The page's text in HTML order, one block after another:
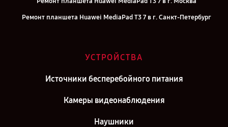
Ремонт планшета Huawei MediaPad T3 7 в г. Санкт-Петербург
УСТРОЙСТВА
Источники бесперебойного питания
Камеры видеонаблюдения
Наушники